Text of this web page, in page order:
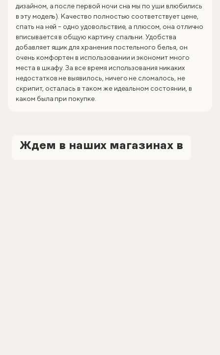
дизайном, а после первой ночи сна мы по уши влюбились
в эту модель). Качество полностью соответствует цене,
спать на ней – одно удовольствие, а плюсом, она отлично
вписывается в общую картину спальни. Удобства
добавляет ящик для хранения постельного белья, он
очень комфортен в использовании и экономит много
места в шкафу. За все время использования никаких
недостатков не выявилось, ничего не сломалось, не
скрипит, осталась в таком же идеальном состоянии, в
каком была при покупке.
Ждем в наших магазинах в